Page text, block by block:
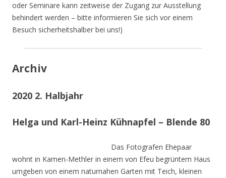
oder Seminare kann zeitweise der Zugang zur Ausstellung
behindert werden – bitte informieren Sie sich vor einem
Besuch sicherheitshalber bei uns!)
Archiv
2020 2. Halbjahr
Helga und Karl-Heinz Kühnapfel – Blende 80
Das Fotografen Ehepaar
wohnt in Kamen-Methler in einem von Efeu begrüntem Haus
umgeben von einem naturnahen Garten mit Teich, kleinen